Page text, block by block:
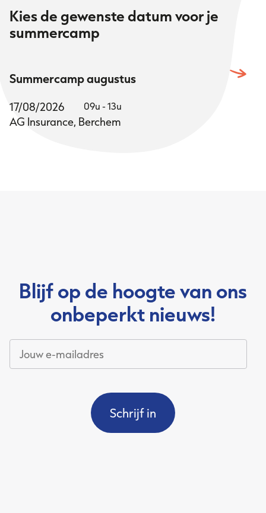
Kies de gewenste datum voor je
summercamp
Summercamp augustus
17/08/2026 09u - 13u
AG Insurance, Berchem
Blijf op de hoogte van ons
onbeperkt nieuws!
Jouw